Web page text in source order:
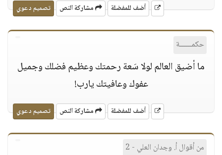
أضف للمفضلة مشاركة النص تصميم دعوي
حكمــــــة
ما أضيق العالم لولا سَعة رحمتك وعظيم فضلك وجميل
عفوك وعافيتك يارب!
أضف للمفضلة مشاركة النص تصميم دعوي
من أقوال أ. وجدان العلي - 2